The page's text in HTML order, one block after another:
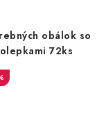
obálok so
72ks